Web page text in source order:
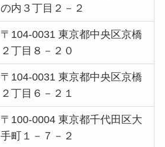
の内３丁目２－２
〒104-0031 東京都中央区京橋
２丁目８－２０
〒104-0031 東京都中央区京橋
２丁目６－２１
〒100-0004 東京都千代田区大
手町１－７－２